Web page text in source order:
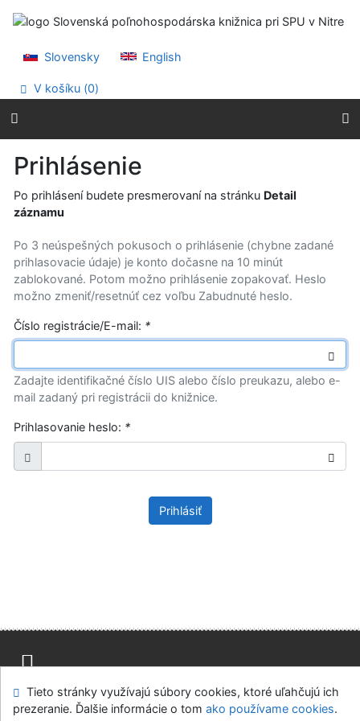
Prejsť na menu
Slovensky
English
V košíku (0)
Prihlásenie
Po prihlásení budete presmerovaní na stránku Detail
záznamu
Po 3 neúspešných pokusoch o prihlásenie (chybne zadané
prihlasovacie údaje) je konto dočasne na 10 minút
zablokované. Potom možno prihlásenie zopakovať. Heslo
možno zmeniť/resetnúť cez voľbu Zabudnuté heslo.
Číslo registrácie/E-mail: *
Zadajte identifikačné číslo UIS alebo číslo preukazu, alebo e-
mail zadaný pri registrácii do knižnice.
Prihlasovanie heslo: *
Prihlásiť
Mapa stránok Prístupnosť
Súkromie
Modul OpenSearch
Napíšte nám Nastavenie cookies
Tieto stránky využívajú súbory cookies, ktoré uľahčujú ich
prezeranie. Ďalšie informácie o tom ako používame cookies.